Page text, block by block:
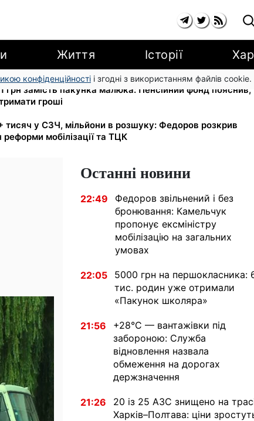
Життя Історії
конфіденційності і згодні з використанням файлів cookie.
грн замість пакунка малюка: Пенсійний фонд пояснив,
гроші
тисяч у СЗЧ, мільйони в розшуку: Федоров розкрив
реформи мобілізації та ТЦК
Останні новини
22:49
Федоров звільнений і без
бронювання: Камельчук
пропонує ексміністру
мобілізацію на загальних
умовах
22:05
5000 грн на першокласника:
тис. родин уже отримали
«Пакунок школяра»
21:56
+28°C — вантажівки під
забороною: Служба
відновлення назвала
обмеження на дорогах
держзначення
21:26
20 із 25 АЗС знищено на
Харків–Полтава: ціни